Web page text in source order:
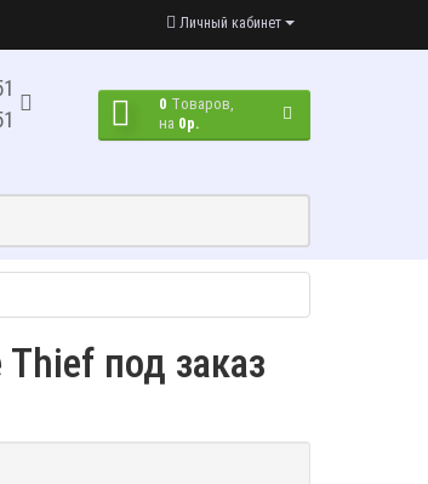
Личный кабинет
0 Tоваров,
на 0р.
под заказ